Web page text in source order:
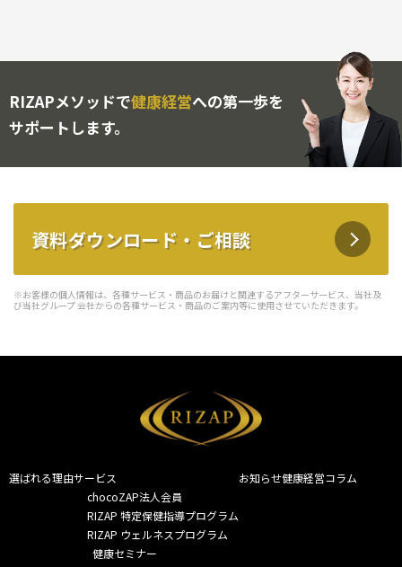
RIZAPメソッドで健康経営への第一歩を
サポートします。
資料ダウンロード・ご相談
※お客様の個人情報は、各種サービス・商品のお届けと関連するアフターサービス、当社及
び当社グループ 会社からの各種サービス・商品のご案内等に使用させていただきます。
選ばれる理由サービス
chocoZAP法人会員
RIZAP 特定保健指導プログラム
RIZAP ウェルネスプログラム
  健康セミナー
お知らせ健康経営コラム